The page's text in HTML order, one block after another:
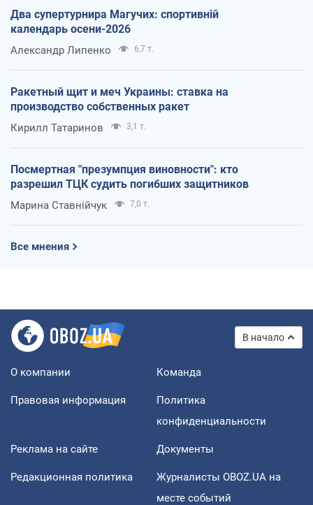
Два супертурнира Магучих: спортивній
календарь осени-2026
Александр Липенко 6,7 т.
Ракетный щит и меч Украины: ставка на
производство собственных ракет
Кирилл Татаринов 3,1 т.
Посмертная "презумпция виновности": кто
разрешил ТЦК судить погибших защитников
Марина Ставнійчук 7,0 т.
Все мнения
В начало
О компании Команда
Правовая информация
Политика
конфиденциальности
Реклама на сайте Документы
Редакционная политика
Журналисты OBOZ.UA на
месте событий